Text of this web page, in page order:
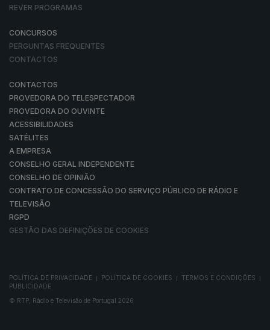
REVER PROGRAMAS
CONCURSOS
PERGUNTAS FREQUENTES
CONTACTOS
CONTACTOS
PROVEDORA DO TELESPECTADOR
PROVEDORA DO OUVINTE
ACESSIBILIDADES
SATÉLITES
A EMPRESA
CONSELHO GERAL INDEPENDENTE
CONSELHO DE OPINIÃO
CONTRATO DE CONCESSÃO DO SERVIÇO PÚBLICO DE RÁDIO E
TELEVISÃO
RGPD
GESTÃO DAS DEFINIÇÕES DE COOKIES
POLÍTICA DE PRIVACIDADE POLÍTICA DE COOKIES TERMOS E CONDIÇÕES
PUBLICIDADE
© RTP, Rádio e Televisão de Portugal 2026